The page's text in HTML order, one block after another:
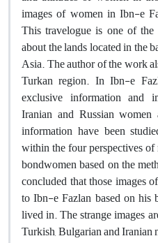
images of women in Ibn-e
This travelogue is one of
about the lands located in the
Asia. The author of the work
Turkan region. In Ibn-e
exclusive information and
Iranian and Russian
information have been
within the four perspectives
bondwomen based on the
concluded that those images
to Ibn-e Fazlan based on his
lived in. The strange images
Turkish, Bulgarian and Iranian